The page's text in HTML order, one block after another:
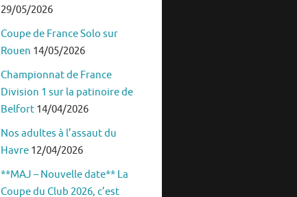
29/05/2026
Coupe de France Solo sur
Rouen 14/05/2026
Championnat de France
Division 1 sur la patinoire de
Belfort 14/04/2026
Nos adultes à l’assaut du
Havre 12/04/2026
**MAJ – Nouvelle date** La
Coupe du Club 2026, c’est